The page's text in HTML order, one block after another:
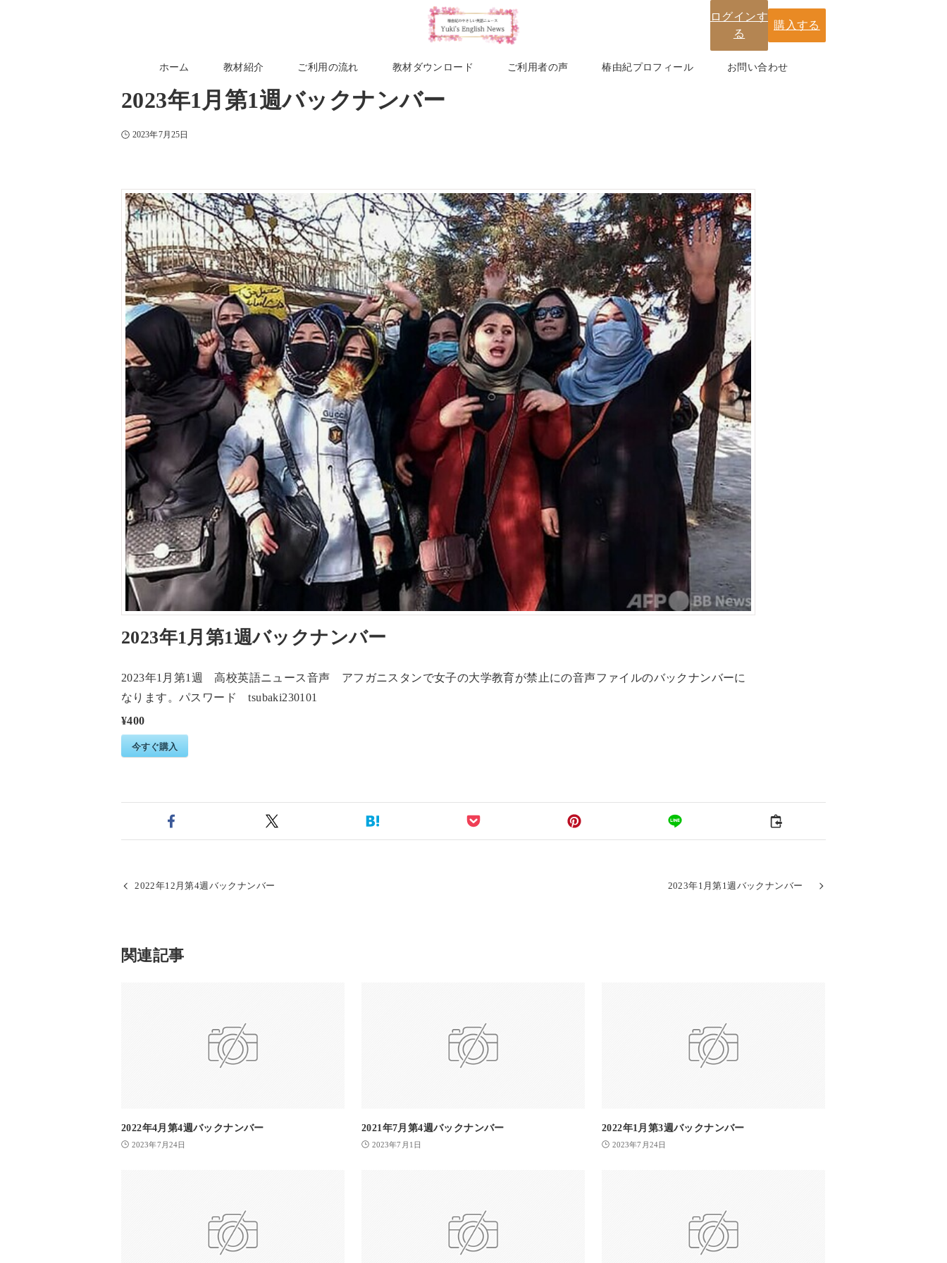
ログインす
る
購入する
ホーム 教材紹介 ご利用の流れ 教材ダウンロード ご利用者の声 椿由紀プロフィール お問い合わせ
2023年1月第1週バックナンバー
2023年7月25日
2023年1月第1週バックナンバー
2023年1月第1週 高校英語ニュース音声 アフガニスタンで女子の大学教育が禁止にの音声ファイルのバックナンバーに
なります。パスワード tsubaki230101
¥400
今すぐ購入
2022年12月第4週バックナンバー 2023年1月第1週バックナンバー
関連記事
2022年4月第4週バックナンバー
2023年7月24日
2021年7月第4週バックナンバー
2023年7月1日
2022年1月第3週バックナンバー
2023年7月24日